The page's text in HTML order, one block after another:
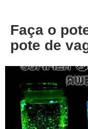
Faça o
pote de